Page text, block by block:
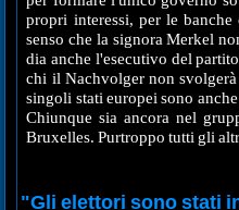
propri interessi, per le
senso che la signora Merkel
dia anche l'esecutivo del
chi il Nachvolger non
singoli stati europei sono
Chiunque sia ancora nel
Bruxelles. Purtroppo tutti gli
"Gli elettori sono stati